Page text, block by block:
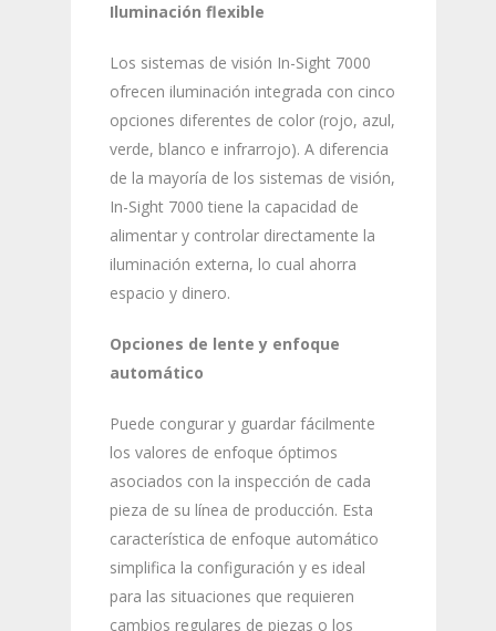
Iluminación flexible
Los sistemas de visión In-Sight 7000
ofrecen iluminación integrada con cinco
opciones diferentes de color (rojo, azul,
verde, blanco e infrarrojo). A diferencia
de la mayoría de los sistemas de visión,
In-Sight 7000 tiene la capacidad de
alimentar y controlar directamente la
iluminación externa, lo cual ahorra
espacio y dinero.
Opciones de lente y enfoque
automático
Puede congurar y guardar fácilmente
los valores de enfoque óptimos
asociados con la inspección de cada
pieza de su línea de producción. Esta
característica de enfoque automático
simplifica la configuración y es ideal
para las situaciones que requieren
cambios regulares de piezas o los